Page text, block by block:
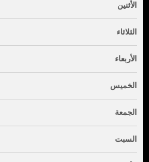
الأثنين
الثلاثاء
الأربعاء
الخميس
الجمعة
السبت